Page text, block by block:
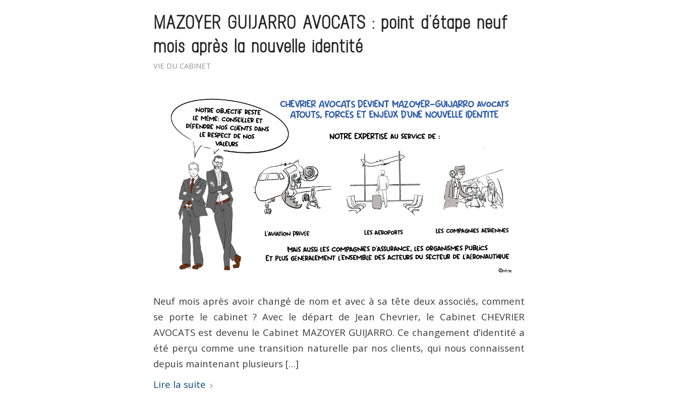
MAZOYER GUIJARRO AVOCATS : point d’étape neuf
mois après la nouvelle identité
VIE DU CABINET
Neuf mois après avoir changé de nom et avec à sa tête deux associés, comment
se porte le cabinet ? Avec le départ de Jean Chevrier, le Cabinet CHEVRIER
AVOCATS est devenu le Cabinet MAZOYER GUIJARRO. Ce changement d’identité a
été perçu comme une transition naturelle par nos clients, qui nous connaissent
depuis maintenant plusieurs […]
Lire la suite